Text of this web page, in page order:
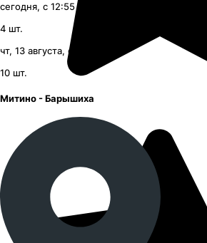
сегодня, с 12:55
4 шт.
чт, 13 августа, с 09:00
10 шт.
Митино - Барышиха